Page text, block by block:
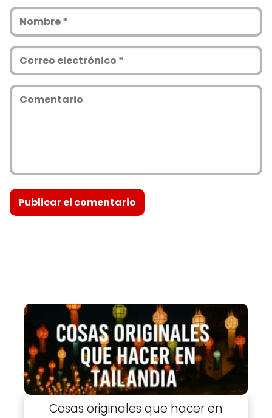
Cosas originales que hacer en